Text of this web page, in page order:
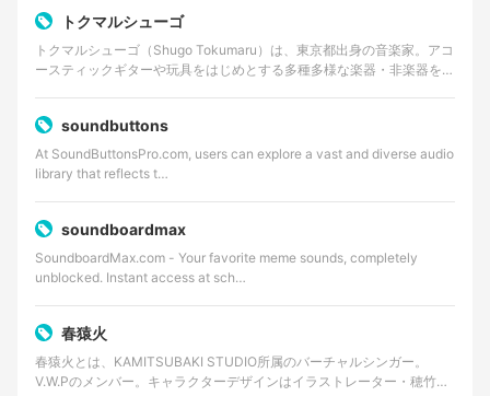
トクマルシューゴ
トクマルシューゴ（Shugo Tokumaru）は、東京都出身の音楽家。アコ
ースティックギターや玩具をはじめとする多種多様な楽器・非楽器を用
soundbuttons
At SoundButtonsPro.com, users can explore a vast and diverse audio
library that reflects t…
soundboardmax
SoundboardMax.com - Your favorite meme sounds, completely
unblocked. Instant access at sch…
春猿火
春猿火とは、KAMITSUBAKI STUDIO所属のバーチャルシンガー。
V.W.Pのメンバー。キャラクターデザインはイラストレーター・穂竹藤